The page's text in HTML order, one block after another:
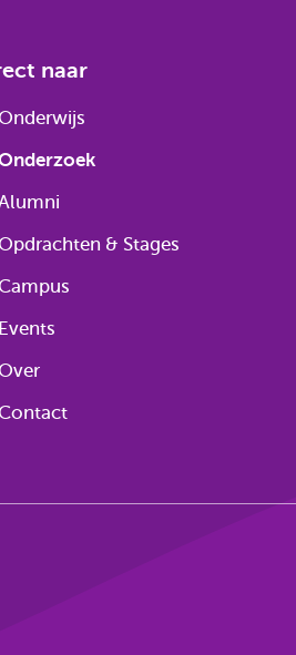
naar
& Stages
Events